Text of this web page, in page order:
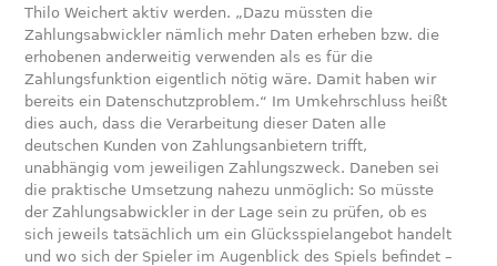
Thilo Weichert aktiv werden. „Dazu müssten die
Zahlungsabwickler nämlich mehr Daten erheben bzw. die
erhobenen anderweitig verwenden als es für die
Zahlungsfunktion eigentlich nötig wäre. Damit haben wir
bereits ein Datenschutzproblem.“ Im Umkehrschluss heißt
dies auch, dass die Verarbeitung dieser Daten alle
deutschen Kunden von Zahlungsanbietern trifft,
unabhängig vom jeweiligen Zahlungszweck. Daneben sei
die praktische Umsetzung nahezu unmöglich: So müsste
der Zahlungsabwickler in der Lage sein zu prüfen, ob es
sich jeweils tatsächlich um ein Glücksspielangebot handelt
und wo sich der Spieler im Augenblick des Spiels befindet –